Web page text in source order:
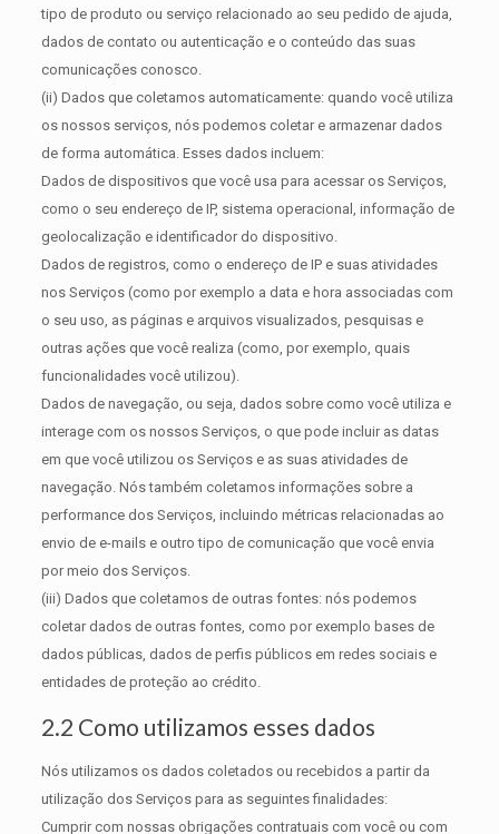
tipo de produto ou serviço relacionado ao seu pedido de ajuda,
dados de contato ou autenticação e o conteúdo das suas
comunicações conosco.
(ii) Dados que coletamos automaticamente: quando você utiliza
os nossos serviços, nós podemos coletar e armazenar dados
de forma automática. Esses dados incluem:
Dados de dispositivos que você usa para acessar os Serviços,
como o seu endereço de IP, sistema operacional, informação de
geolocalização e identificador do dispositivo.
Dados de registros, como o endereço de IP e suas atividades
nos Serviços (como por exemplo a data e hora associadas com
o seu uso, as páginas e arquivos visualizados, pesquisas e
outras ações que você realiza (como, por exemplo, quais
funcionalidades você utilizou).
Dados de navegação, ou seja, dados sobre como você utiliza e
interage com os nossos Serviços, o que pode incluir as datas
em que você utilizou os Serviços e as suas atividades de
navegação. Nós também coletamos informações sobre a
performance dos Serviços, incluindo métricas relacionadas ao
envio de e-mails e outro tipo de comunicação que você envia
por meio dos Serviços.
(iii) Dados que coletamos de outras fontes: nós podemos
coletar dados de outras fontes, como por exemplo bases de
dados públicas, dados de perfis públicos em redes sociais e
entidades de proteção ao crédito.
2.2 Como utilizamos esses dados
Nós utilizamos os dados coletados ou recebidos a partir da
utilização dos Serviços para as seguintes finalidades:
Cumprir com nossas obrigações contratuais com você ou com